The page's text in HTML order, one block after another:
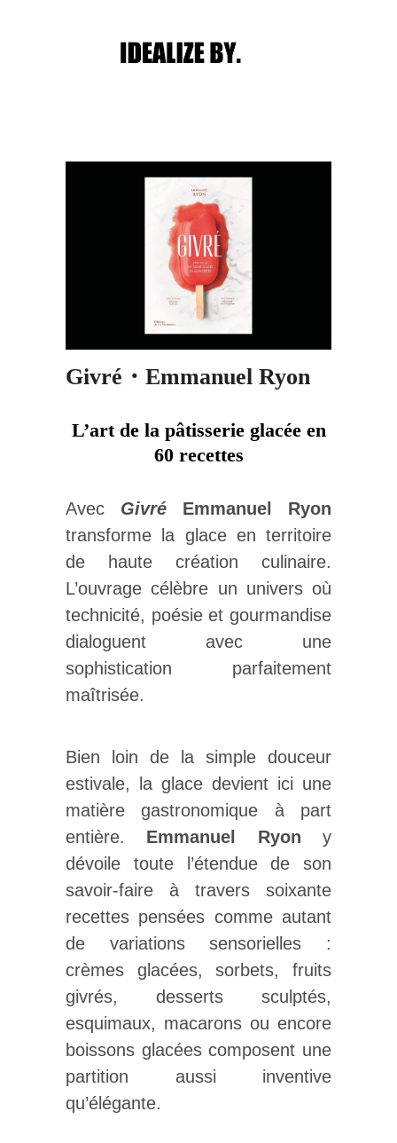
Givré・Emmanuel Ryon
L’art de la pâtisserie glacée en
60 recettes
Avec Givré Emmanuel Ryon
transforme la glace en territoire
de haute création culinaire.
L’ouvrage célèbre un univers où
technicité, poésie et gourmandise
dialoguent avec une
sophistication parfaitement
maîtrisée.
Bien loin de la simple douceur
estivale, la glace devient ici une
matière gastronomique à part
entière. Emmanuel Ryon y
dévoile toute l’étendue de son
savoir-faire à travers soixante
recettes pensées comme autant
de variations sensorielles :
crèmes glacées, sorbets, fruits
givrés, desserts sculptés,
esquimaux, macarons ou encore
boissons glacées composent une
partition aussi inventive
qu’élégante.